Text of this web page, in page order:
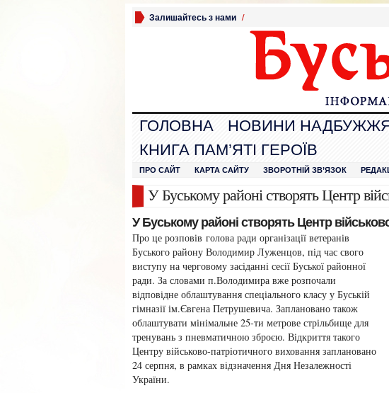
Залишайтесь з нами /
ГОЛОВНА НОВИНИ
КНИГА ПАМ’ЯТІ ГЕРОЇВ
ПРО САЙТ КАРТА САЙТУ ЗВОРОТНІЙ ЗВ’ЯЗОК
У Буському районі створять Центр
У Буському районі створять Центр
Про це розповів голова ради організації ветеранів
Буського району Володимир Луженцов, під час свого
виступу на черговому засіданні сесії Буської районної
ради. За словами п.Володимира вже розпочали
відповідне облаштування спеціального класу у Буській
гімназії ім.Євгена Петрушевича. Заплановано також
облаштувати мінімальне 25-ти метрове стрільбище для
тренувань з пневматичною зброєю. Відкриття такого
Центру військово-патріотичного виховання заплановано
24 серпня, в рамках відзначення Дня Незалежності
України.